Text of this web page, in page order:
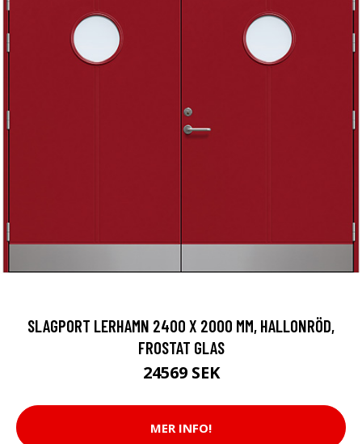
SLAGPORT LERHAMN 2400 X 2000 MM, HALLONRÖD,
FROSTAT GLAS
24569 SEK
MER INFO!